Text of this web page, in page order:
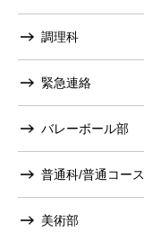
調理科
緊急連絡
バレーボール部
普通科/普通コース
美術部